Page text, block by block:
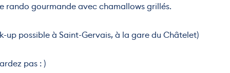
rando gourmande avec chamallows grillés.
up possible à Saint-Gervais, à la gare du Châtelet)
pas : )